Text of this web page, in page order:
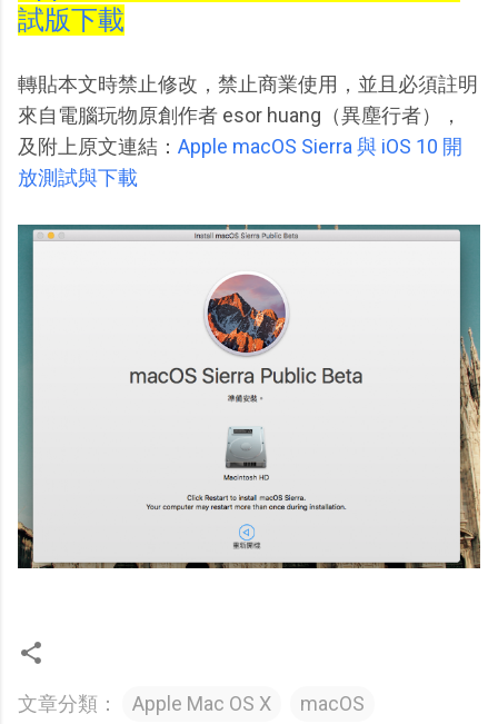
試版下載
轉貼本文時禁止修改，禁止商業使用，並且必須註明
來自電腦玩物原創作者 esor huang（異塵行者），
及附上原文連結： Apple macOS Sierra 與 iOS 10 開
放測試與下載
文章分類： Apple Mac OS X
macOS